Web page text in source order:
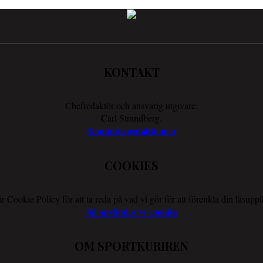
KONTAKT
Chefredaktör och ansvarig utgivare:
Carl Strandberg.
Kontakta redaktionen
COOKIES
Cookie Policy för att ta reda på vad vi gör för att förenkla din
Så använder vi cookies
OM SPORTKURIREN